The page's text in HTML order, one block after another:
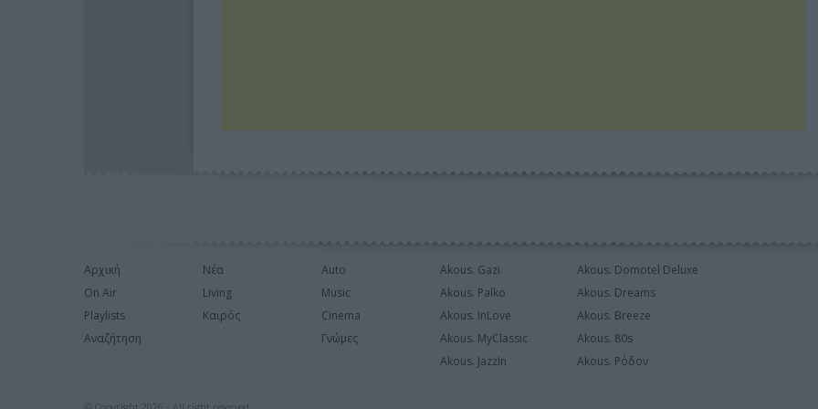
Αρχική
On Air
Playlists
Αναζήτηση
Νέα
Living
Καιρός
Auto
Music
Cinema
Γνώμες
Akous. Gazi
Akous. Palko
Akous. InLove
Akous. MyClassic
Akous. JazzIn
Akous. Domotel Deluxe
Akous. Dreams
Akous. Breeze
Akous. 80s
Akous. Ρόδον